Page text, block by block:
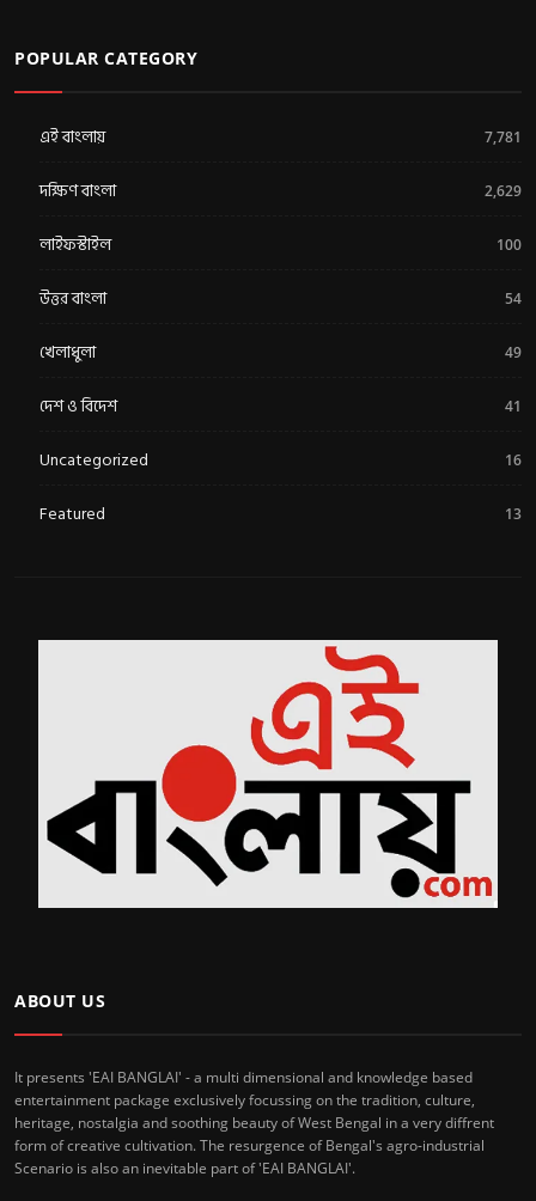
POPULAR CATEGORY
এই বাংলায় 7,781
দক্ষিণ বাংলা 2,629
লাইফস্টাইল 100
উত্তর বাংলা 54
খেলাধুলা 49
দেশ ও বিদেশ 41
Uncategorized 16
Featured 13
ABOUT US
It presents 'EAI BANGLAI' - a multi dimensional and knowledge based
entertainment package exclusively focussing on the tradition, culture,
heritage, nostalgia and soothing beauty of West Bengal in a very diffrent
form of creative cultivation. The resurgence of Bengal's agro-industrial
Scenario is also an inevitable part of 'EAI BANGLAI'.